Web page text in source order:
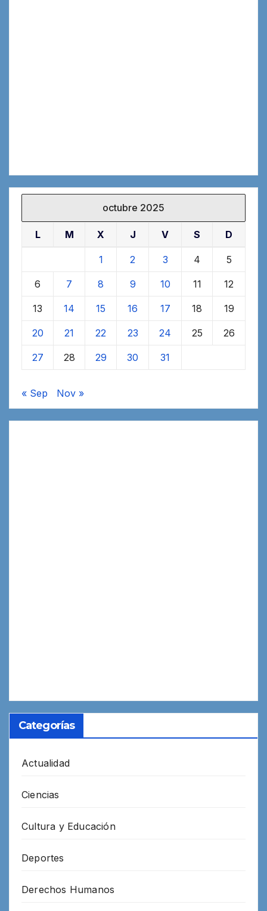
octubre 2025
L M X J V S D
1 2 3 4 5
6 7 8 9 10 11 12
13 14 15 16 17 18 19
20 21 22 23 24 25 26
27 28 29 30 31
« Sep Nov »
Categorías
Actualidad
Ciencias
Cultura y Educación
Deportes
Derechos Humanos